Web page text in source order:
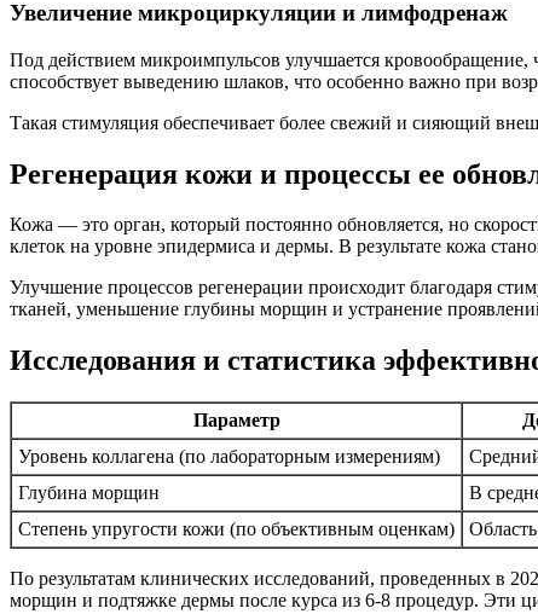
Увеличение микроциркуляции и лимфодренаж
Под действием микроимпульсов улучшается
способствует выведению шлаков, что особенно важно при
Такая стимуляция обеспечивает более свежий и сияющий
Регенерация кожи и процессы ее
Кожа — это орган, который постоянно обновляется, но
клеток на уровне эпидермиса и дермы. В результате кожа
Улучшение процессов регенерации происходит благодаря
тканей, уменьшение глубины морщин и устранение
Исследования и статистика
Параметр
Уровень коллагена (по лабораторным измерениям)
Глубина морщин
В
Степень упругости кожи (по объективным оценкам)
По результатам клинических исследований, проведенных в
морщин и подтяжке дермы после курса из 6-8 процедур. Эти